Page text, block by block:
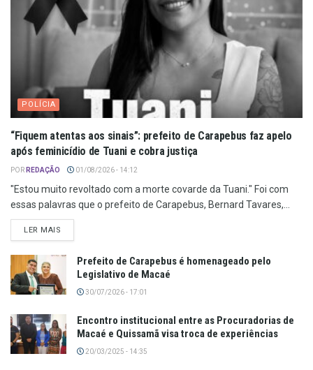
POLÍCIA
“Fiquem atentas aos sinais”: prefeito de Carapebus faz apelo
após feminicídio de Tuani e cobra justiça
POR REDAÇÃO 01/08/2026 - 14:12
"Estou muito revoltado com a morte covarde da Tuani." Foi com
essas palavras que o prefeito de Carapebus, Bernard Tavares,...
LER MAIS
Prefeito de Carapebus é homenageado pelo
Legislativo de Macaé
30/07/2026 - 17:01
Encontro institucional entre as Procuradorias de
Macaé e Quissamã visa troca de experiências
20/03/2025 - 14:35